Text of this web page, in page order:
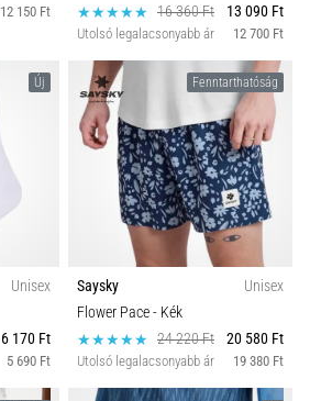
12 150 Ft
16 360 Ft
13 090 Ft
Utolsó legalacsonyabb ár 12 700 Ft
Új
Unisex
6 170 Ft
5 690 Ft
Fenntarthatóság
Saysky
Unisex
Flower Pace- Kék
24 220 Ft
20 580 Ft
Utolsó legalacsonyabb ár 19 380 Ft